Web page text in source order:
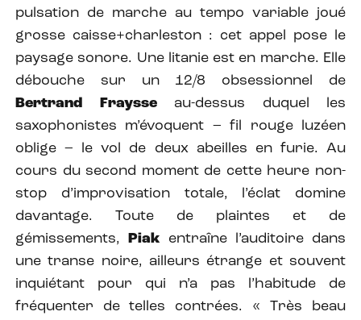
pulsation de marche au tempo variable joué
grosse caisse+charleston : cet appel pose le
paysage sonore. Une litanie est en marche. Elle
débouche sur un 12/8 obsessionnel de
Bertrand Fraysseau-dessus duquel les
saxophonistes m’évoquent – fil rouge luzéen
oblige – le vol de deux abeilles en furie. Au
cours du second moment de cette heure non-
stop d’improvisation totale, l’éclat domine
davantage. Toute de plaintes et de
gémissements,Piak entraîne l’auditoire dans
une transe noire, ailleurs étrange et souvent
inquiétant pour qui n’a pas l’habitude de
fréquenter de telles contrées. « Très beau